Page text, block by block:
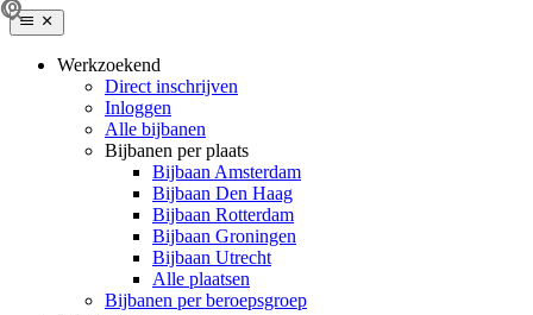
Werkzoekend
Direct inschrijven
Inloggen
Alle bijbanen
Bijbanen per plaats
Bijbaan Amsterdam
Bijbaan Den Haag
Bijbaan Rotterdam
Bijbaan Groningen
Bijbaan Utrecht
Alle plaatsen
Bijbanen per beroepsgroep